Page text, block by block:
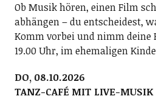
Ob Musik hören, einen Film
abhängen – du entscheidest,
Komm vorbei und nimm deine
19.00 Uhr, im ehemaligen
DO, 08.10.2026
TANZ-CAFÉ MIT LIVE-MUSIK